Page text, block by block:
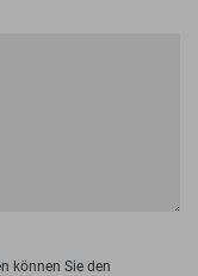
können Sie den